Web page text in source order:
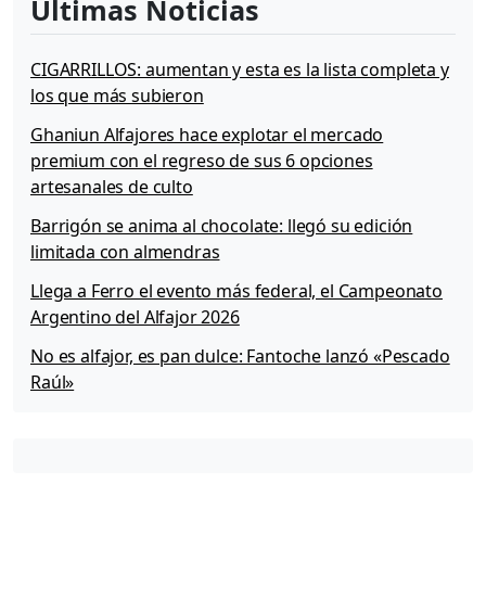
Últimas Noticias
CIGARRILLOS: aumentan y esta es la lista completa y
los que más subieron
Ghaniun Alfajores hace explotar el mercado
premium con el regreso de sus 6 opciones
artesanales de culto
Barrigón se anima al chocolate: llegó su edición
limitada con almendras
Llega a Ferro el evento más federal, el Campeonato
Argentino del Alfajor 2026
No es alfajor, es pan dulce: Fantoche lanzó «Pescado
Raúl»